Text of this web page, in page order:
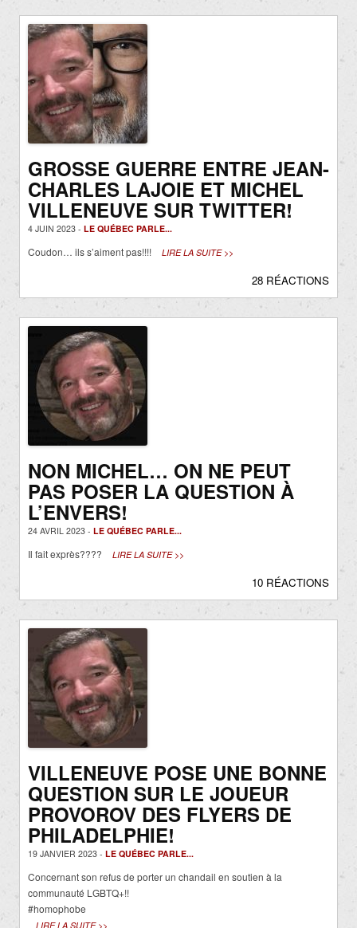
GROSSE GUERRE ENTRE JEAN-
CHARLES LAJOIE ET MICHEL
VILLENEUVE SUR TWITTER!
4 JUIN 2023 - LE QUÉBEC PARLE...
Coudon… ils s’aiment pas!!!! LIRE LA SUITE >>
28 RÉACTIONS
NON MICHEL… ON NE PEUT
PAS POSER LA QUESTION À
L’ENVERS!
24 AVRIL 2023 - LE QUÉBEC PARLE...
Il fait exprès???? LIRE LA SUITE >>
10 RÉACTIONS
VILLENEUVE POSE UNE BONNE
QUESTION SUR LE JOUEUR
PROVOROV DES FLYERS DE
PHILADELPHIE!
19 JANVIER 2023 - LE QUÉBEC PARLE...
Concernant son refus de porter un chandail en soutien à la
communauté LGBTQ+!!
#homophobe
LIRE LA SUITE >>